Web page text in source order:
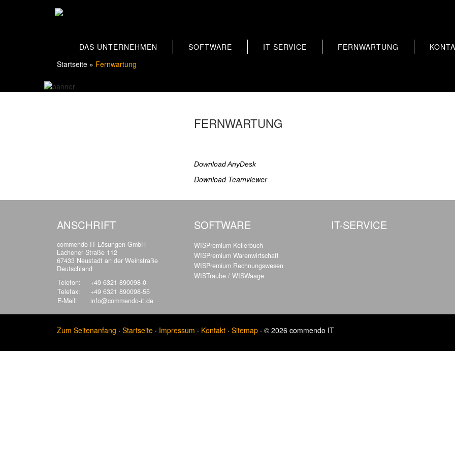
DAS UNTERNEHMEN SOFTWARE IT-SERVICE FERNWARTUNG
Startseite » Fernwartung
FERNWARTUNG
Download AnyDesk
Download Teamviewer
ANSCHRIFT
commendo IT-Lösungen GmbH
Lachener Straße 112
67433 Neustadt an der Weinstraße
Deutschland
Telefon:
+49 6321 890098-0
Telefax:
+49 6321 890098-55
E-Mail:
info@commendo-it.de
SOFTWARE
WISPremium Kellerbuch
WISPremium Warenwirtschaft
WISPremium Rechnungswesen
WISTraube / WISWaage
IT-SERVICE
Zum Seitenanfang · Startseite · Impressum · Kontakt · Sitemap · © 2026 commendo IT